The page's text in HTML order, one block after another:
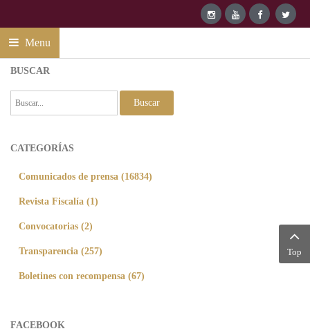
Menu
BUSCAR
Buscar
CATEGORÍAS
Comunicados de prensa (16834)
Revista Fiscalía (1)
Convocatorias (2)
Transparencia (257)
Boletines con recompensa (67)
FACEBOOK
Top